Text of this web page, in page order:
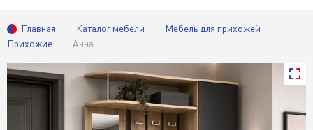
Главная Каталог мебели
Мебель для прихожей
Прихожие
Анна